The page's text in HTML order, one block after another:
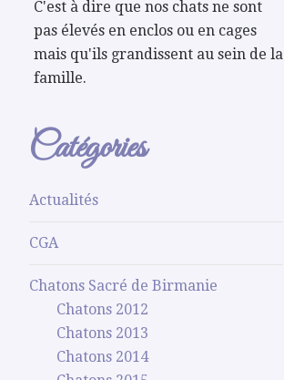
C'est à dire que nos chats ne sont
pas élevés en enclos ou en cages
mais qu'ils grandissent au sein de la
famille.
Catégories
Actualités
CGA
Chatons Sacré de Birmanie
Chatons 2012
Chatons 2013
Chatons 2014